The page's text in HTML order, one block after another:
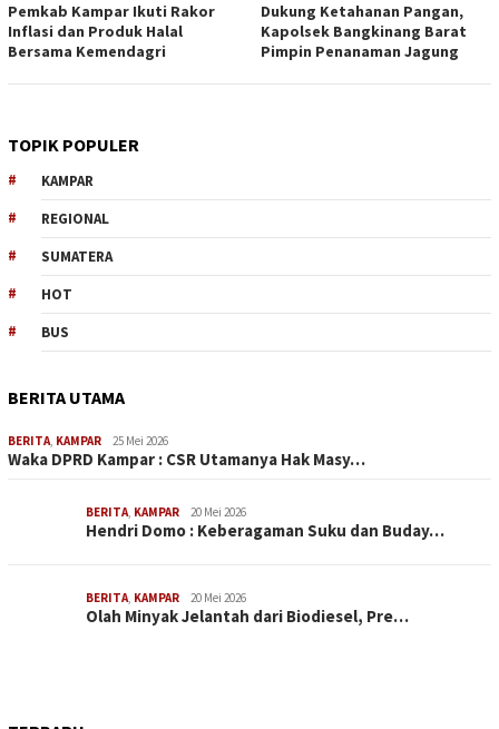
Pemkab Kampar Ikuti Rakor
Inflasi dan Produk Halal
Bersama Kemendagri
Dukung Ketahanan Pangan,
Kapolsek Bangkinang Barat
Pimpin Penanaman Jagung
TOPIK POPULER
KAMPAR
REGIONAL
SUMATERA
HOT
BUS
BERITA UTAMA
BERITA, KAMPAR 25 Mei 2026
Waka DPRD Kampar : CSR Utamanya Hak Masy…
BERITA, KAMPAR 20 Mei 2026
Hendri Domo : Keberagaman Suku dan Buday…
BERITA, KAMPAR 20 Mei 2026
Olah Minyak Jelantah dari Biodiesel, Pre…